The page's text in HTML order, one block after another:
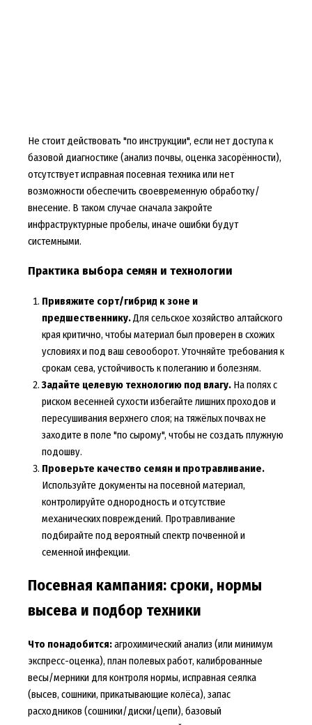
Не стоит действовать "по инструкции", если нет доступа к
базовой диагностике (анализ почвы, оценка засорённости),
отсутствует исправная посевная техника или нет
возможности обеспечить своевременную обработку/
внесение. В таком случае сначала закройте
инфраструктурные пробелы, иначе ошибки будут
системными.
Практика выбора семян и технологии
Привяжите сорт/гибрид к зоне и
предшественнику.Для сельское хозяйство алтайского
края критично, чтобы материал был проверен в схожих
условиях и под ваш севооборот. Уточняйте требования к
срокам сева, устойчивость к полеганию и болезням.
Задайте целевую технологию под влагу.На полях с
риском весенней сухости избегайте лишних проходов и
пересушивания верхнего слоя; на тяжёлых почвах не
заходите в поле "по сырому", чтобы не создать плужную
подошву.
Проверьте качество семян и протравливание.
Используйте документы на посевной материал,
контролируйте однородность и отсутствие
механических повреждений. Протравливание
подбирайте под вероятный спектр почвенной и
семенной инфекции.
Посевная кампания: сроки, нормы
высева и подбор техники
Что понадобится:агрохимический анализ (или минимум
экспресс-оценка), план полевых работ, калиброванные
весы/мерники для контроля нормы, исправная сеялка
(высев, сошники, прикатывающие колёса), запас
расходников (сошники/диски/цепи), базовый